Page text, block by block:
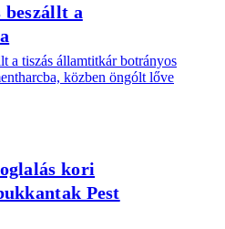
beszállt a
a tiszás államtitkár botrányos
közben öngólt lőve
kori
Pest